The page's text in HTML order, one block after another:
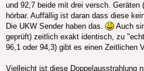
und 92,7 beide mit drei versch. Geräten
hörbar. Auffällig ist daran dass diese
Die UKW Sender haben das.
Auch
geprüft) zeitlich exakt identisch, zu
96,1 oder 94,3) gibt es einen Zeitlichen
Vielleicht ist diese Doppelausstrahlung